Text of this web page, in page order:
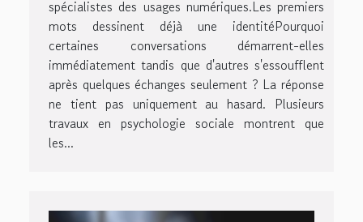
spécialistes des usages numériques.Les premiers
mots dessinent déjà une identitéPourquoi
certaines conversations démarrent-elles
immédiatement tandis que d'autres s'essoufflent
après quelques échanges seulement ? La réponse
ne tient pas uniquement au hasard. Plusieurs
travaux en psychologie sociale montrent que
les...